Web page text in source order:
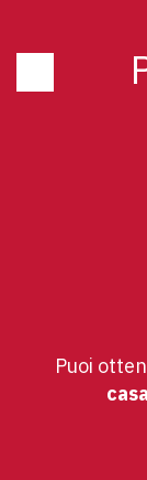
Puoi
casa